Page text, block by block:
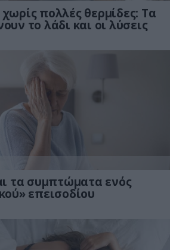
πολλές θερμίδες: Τα
το λάδι και οι λύσεις
τα συμπτώματα ενός
επεισοδίου